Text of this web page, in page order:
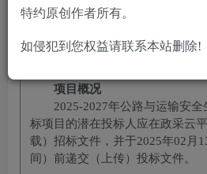
项目概况
2025-2027年公路与运输安全
标项目的潜在投标人应在政采云
载）招标文件，并于2025年02月
间）前递交（上传）投标文件。
特约原创作者所有。
如侵犯到您权益请联系本站删除!